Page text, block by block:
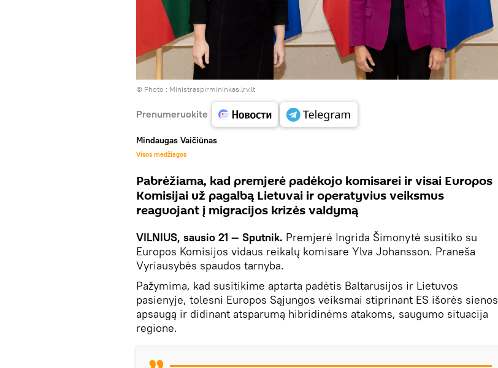
© Photo : Ministraspirmininkas.lrv.lt
Prenumeruokite
Mindaugas Vaičiūnas
Visos medžiagos
Pabrėžiama, kad premjerė padėkojo komisarei ir visai Europos
Komisijai už pagalbą Lietuvai ir operatyvius veiksmus
reaguojant į migracijos krizės valdymą
VILNIUS, sausio 21 — Sputnik. Premjerė Ingrida Šimonytė susitiko su
Europos Komisijos vidaus reikalų komisare Ylva Johansson. Praneša
Vyriausybės spaudos tarnyba.
Pažymima, kad susitikime aptarta padėtis Baltarusijos ir Lietuvos
pasienyje, tolesni Europos Sąjungos veiksmai stiprinant ES išorės sienos
apsaugą ir didinant atsparumą hibridinėms atakoms, saugumo situacija
regione.